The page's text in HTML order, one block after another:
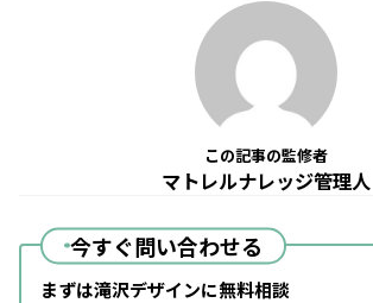
この記事の監修者
マトレルナレッジ管理人
今すぐ問い合わせる
まずは滝沢デザインに無料相談